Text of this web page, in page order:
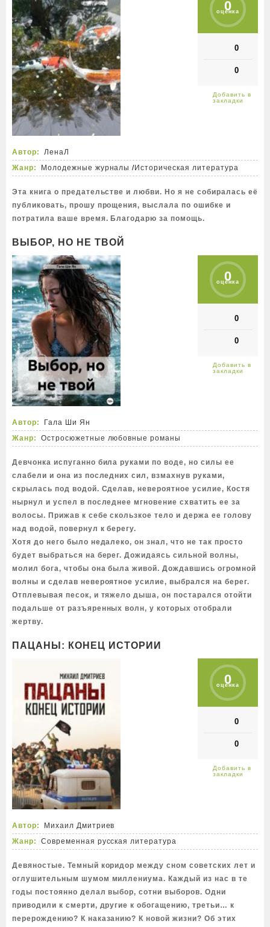
0
оценка
0
0
Автор:
ЛенаЛ
Жанр:
Молодежные журналы /Историческая литература
Эта книга о предательстве и любви. Но я не собиралась её
публиковать, прошу прощения, выслала по ошибке и
потратила ваше время. Благодарю за помощь.
ВЫБОР, НО НЕ ТВОЙ
0
оценка
0
0
Автор:
Гала Ши Ян
Жанр:
Остросюжетные любовные романы
Девчонка испуганно била руками по воде, но силы ее
слабели и она из последних сил, взмахнув руками,
скрылась под водой. Сделав, невероятное усилие, Костя
нырнул и успел в последнее мгновение схватить ее за
волосы. Прижав к себе скользкое тело и держа ее голову
над водой, повернул к берегу.
Хотя до него было недалеко, он знал, что не так просто
будет выбраться на берег. Дожидаясь сильной волны,
молил бога, чтобы она была живой. Дождавшись огромной
волны и сделав невероятное усилие, выбрался на берег.
Отплевывая песок, и тяжело дыша, он постарался отойти
подальше от разъяренных волн, у которых отобрали
жертву.
ПАЦАНЫ: КОНЕЦ ИСТОРИИ
0
оценка
0
0
Автор:
Михаил Дмитриев
Жанр:
Современная русская литература
Девяностые. Темный коридор между сном советских лет и
оглушительным шумом миллениума. Каждый из нас в те
годы постоянно делал выбор, сотни выборов. Одни
приводили к смерти, другие к обогащению, третьи… к
перерождению? К наказанию? К новой жизни? Об этих